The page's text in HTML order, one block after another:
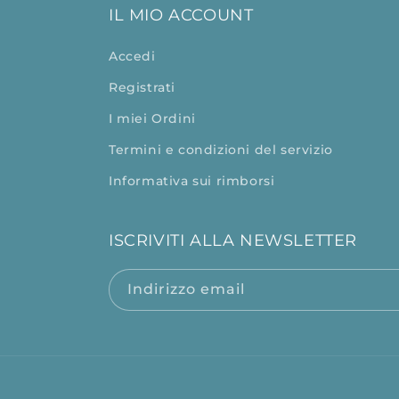
IL MIO ACCOUNT
Accedi
Registrati
I miei Ordini
Termini e condizioni del servizio
Informativa sui rimborsi
ISCRIVITI ALLA NEWSLETTER
Indirizzo email